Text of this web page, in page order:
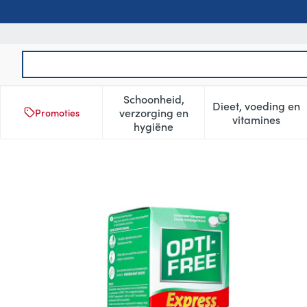
Promoties
Schoonheid,
verzorging en
hygiëne
Toon submenu voor
Dieet, voeding en
vitamines
Toon
Opti-free Express Solution